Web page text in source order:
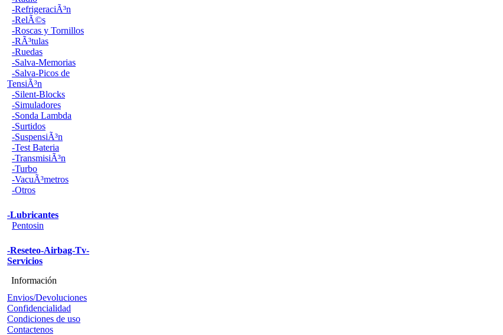
-RefrigeraciÃ³n
-RelÃ©s
-Roscas y Tornillos
-RÃ³tulas
-Ruedas
-Salva-Memorias
-Salva-Picos de
TensiÃ³n
-Silent-Blocks
-Simuladores
-Sonda Lambda
-Surtidos
-SuspensiÃ³n
-Test Bateria
-TransmisiÃ³n
-Turbo
-VacuÃ³metros
-Otros
-Lubricantes
Pentosin
-Reseteo-Airbag-Tv-
Servicios
Información
Envios/Devoluciones
Confidencialidad
Condiciones de uso
Contactenos